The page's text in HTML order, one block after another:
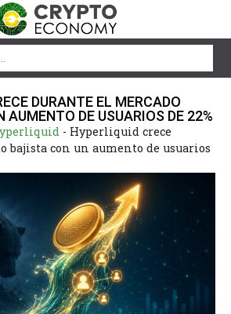
DURANTE EL MERCADO
AUMENTO DE USUARIOS DE 22%
- Hyperliquid crece
bajista con un aumento de usuarios